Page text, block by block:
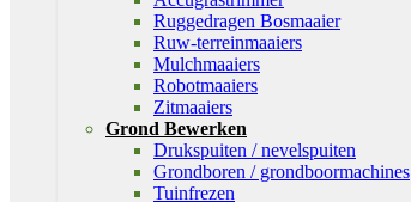
Ruggedragen Bosmaaier
Ruw-terreinmaaiers
Mulchmaaiers
Robotmaaiers
Zitmaaiers
Grond Bewerken
Drukspuiten / nevelspuiten
Grondboren / grondboormachines
Tuinfrezen